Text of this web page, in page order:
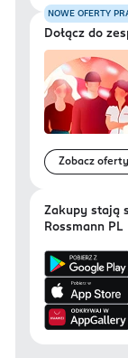
NOWE OFERTY
Dołącz do
Zobacz
Zakupy stają
Rossmann PL